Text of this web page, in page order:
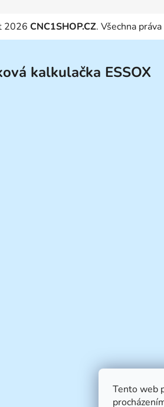
Tento web
2026 CNC1SHOP.CZ. Všechna
kalkulačka ESSOX